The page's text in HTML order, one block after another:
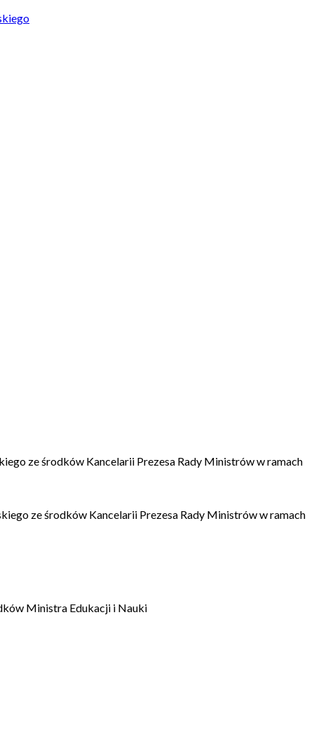
ze środków Kancelarii Prezesa Rady Ministrów w ramach
ze środków Kancelarii Prezesa Rady Ministrów w ramach
Ministra Edukacji i Nauki